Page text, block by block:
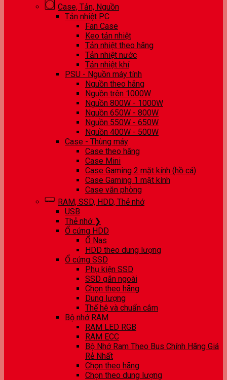
Case, Tản, Nguồn
Tản nhiệt PC
Fan Case
Keo tản nhiệt
Tản nhiệt theo hãng
Tản nhiệt nước
Tản nhiệt khí
PSU - Nguồn máy tính
Nguồn theo hãng
Nguồn trên 1000W
Nguồn 800W - 1000W
Nguồn 650W - 800W
Nguồn 550W - 650W
Nguồn 400W - 500W
Case - Thùng máy
Case theo hãng
Case Mini
Case Gaming 2 mặt kính (hồ cá)
Case Gaming 1 mặt kính
Case văn phòng
RAM, SSD, HDD, Thẻ nhớ
USB
Thẻ nhớ ❯
Ổ cứng HDD
Ổ Nas
HDD theo dung lượng
Ổ cứng SSD
Phụ kiện SSD
SSD gắn ngoài
Chọn theo hãng
Dung lượng
Thế hệ và chuẩn cắm
Bộ nhớ RAM
RAM LED RGB
RAM ECC
Bộ Nhớ Ram Theo Bus Chính Hãng Giá
Rẻ Nhất
Chọn theo hãng
Chọn theo dung lượng